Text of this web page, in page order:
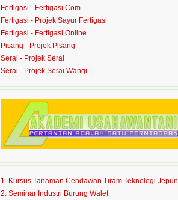
Fertigasi - Fertigasi.Com
Fertigasi - Projek Sayur Fertigasi
Fertigasi - Fertigasi Online
Pisang - Projek Pisang
Serai - Projek Serai
Serai - Projek Serai Wangi
1. Kursus Tanaman Cendawan Tiram Teknologi Jepun
2. Seminar Industri Burung Walet